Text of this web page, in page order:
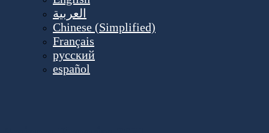
العربية
Chinese (Simplified)
Français
русский
español